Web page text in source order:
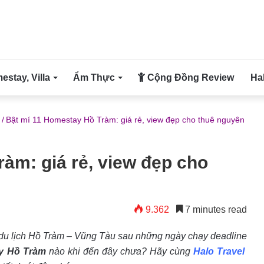
Villa Ẩm Thực Cộng Đồng Review
/ Bật mí 11 Homestay Hồ Tràm: giá rẻ, view đẹp cho thuê nguyên
giá rẻ, view đẹp cho
9.362 7 minutes read
lịch Hồ Tràm – Vũng Tàu sau những ngày chạy deadline
Hồ Tràmnào khi đến đây chưa? Hãy cùng Halo Travel